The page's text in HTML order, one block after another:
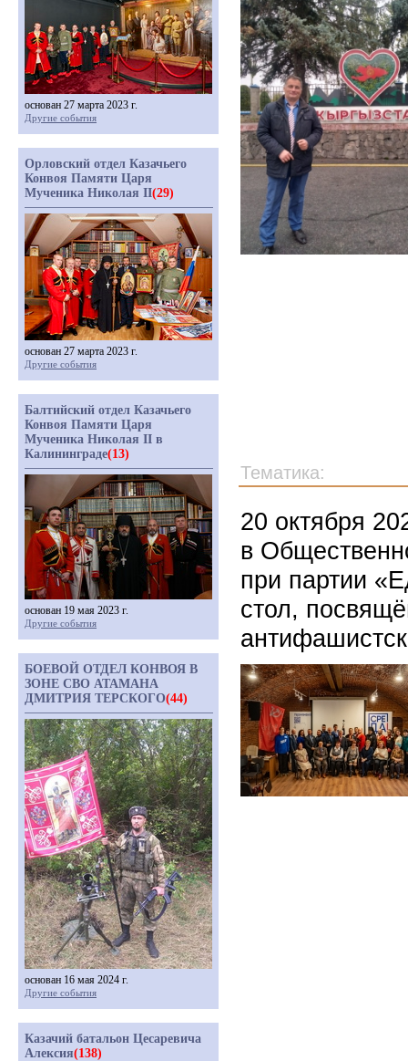
Тематика:
20 октября
в
при партии
стол,
основан 27 марта 2023 г.
Другие события
Орловский отдел Казачьего
Конвоя Памяти Царя
Мученика Николая II(29)
основан 27 марта 2023 г.
Другие события
Балтийский отдел Казачьего
Конвоя Памяти Царя
Мученика Николая II в
Калининграде(13)
основан 19 мая 2023 г.
Другие события
БОЕВОЙ ОТДЕЛ КОНВОЯ В
ЗОНЕ СВО АТАМАНА
ДМИТРИЯ ТЕРСКОГО(44)
основан 16 мая 2024 г.
Другие события
Казачий батальон Цесаревича
Алексия(138)